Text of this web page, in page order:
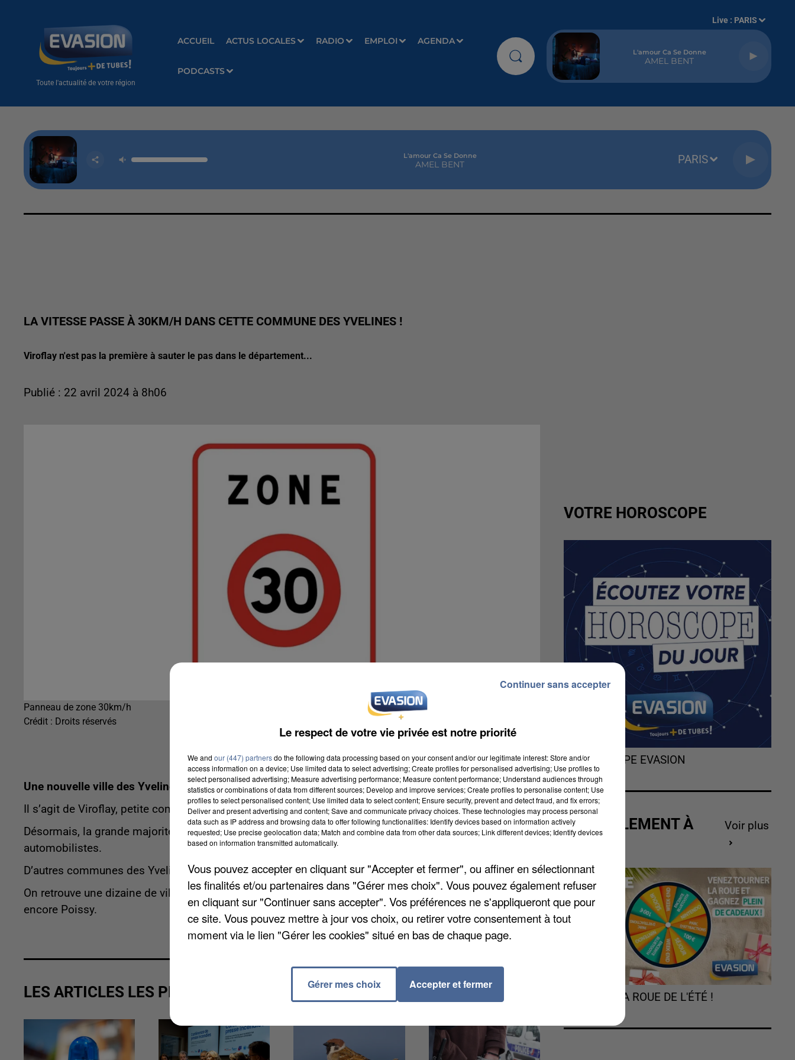
Toute l'actualité de votre région
ACCUEIL ACTUS LOCALES RADIO EMPLOI AGENDA
PODCASTS
Live : PARIS
L'amour Ca Se Donne
AMEL BENT
L'amour Ca Se Donne
AMEL BENT PARIS
LA VITESSE PASSE À 30KM/H DANS CETTE COMMUNE DES YVELINES !
Viroflay n'est pas la première à sauter le pas dans le département...
Publié : 22 avril 2024 à 8h06
Panneau de zone 30km/h
Crédit : Droits réservés
Une nouvelle ville des Yvelines fait baisser la vitesse dans ses rues.
Il s’agit de Viroflay, petite commune de 15.000 habitants situés dans l’est du département.
Désormais, la grande majorité des axes de cette municipalité sont limitées à 30km/h pour les
automobilistes.
D’autres communes des Yvelines avaient déjà franchies le cap.
On retrouve une dizaine de villes concernées, notamment Maurecourt, Rambouillet, Le Vésinet ou
encore Poissy.
LES ARTICLES LES PLUS VUS
VOTRE HOROSCOPE
L'HOROSCOPE EVASION
ACTUELLEMENT À
GAGNER
Voir plus
TOURNEZ LA ROUE DE L'ÉTÉ !
Le respect de votre vie privée est notre priorité
We and our (447) partnersdo the following data processing based on your consent and/or our legitimate interest: Store and/or
access information on a device; Use limited data to select advertising; Create profiles for personalised advertising; Use profiles to
select personalised advertising; Measure advertising performance; Measure content performance; Understand audiences through
statistics or combinations of data from different sources; Develop and improve services; Create profiles to personalise content; Use
profiles to select personalised content; Use limited data to select content; Ensure security, prevent and detect fraud, and fix errors;
Deliver and present advertising and content; Save and communicate privacy choices. These technologies may process personal
data such as IP address and browsing data to offer following functionalities: Identify devices based on information actively
requested; Use precise geolocation data; Match and combine data from other data sources; Link different devices; Identify devices
based on information transmitted automatically.
Vous pouvez accepter en cliquant sur "Accepter et fermer", ou affiner en sélectionnant
les finalités et/ou partenaires dans "Gérer mes choix". Vous pouvez également refuser
en cliquant sur "Continuer sans accepter". Vos préférences ne s'appliqueront que pour
ce site. Vous pouvez mettre à jour vos choix, ou retirer votre consentement à tout
moment via le lien "Gérer les cookies" situé en bas de chaque page.
Gérer mes choix Accepter et fermer
Continuer sans accepter